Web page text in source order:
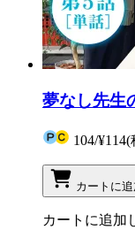
夢なし先生
104/¥114(
カートに追
カートに追加